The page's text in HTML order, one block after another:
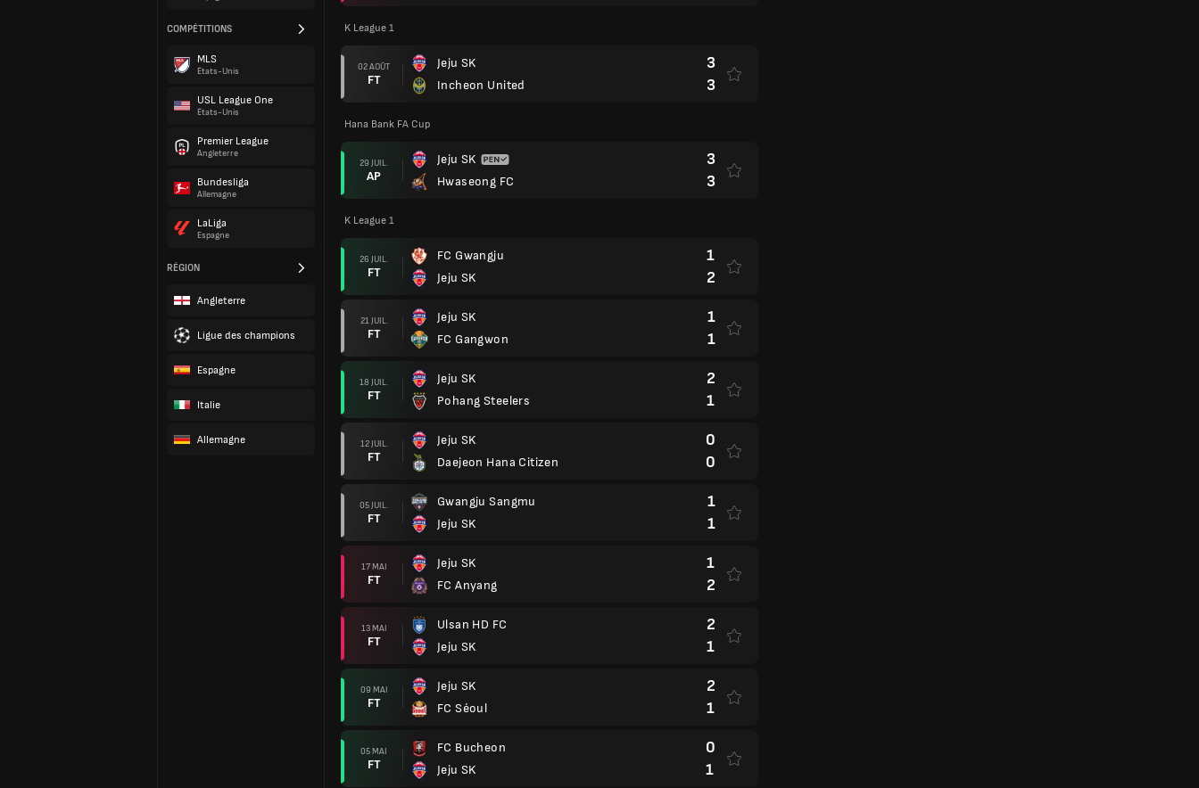
COMPÉTITIONS
MLS
États-Unis
USL League One
États-Unis
Premier League
Angleterre
Bundesliga
Allemagne
LaLiga
Espagne
RÉGION
Angleterre
Ligue des champions
Espagne
Italie
Allemagne
K League 1
02 AOÛT
FT
Jeju SK
Incheon United
3
3
Hana Bank FA Cup
29 JUIL.
AP
Jeju SK
Hwaseong FC
3
3
K League 1
26 JUIL.
FT
FC Gwangju
Jeju SK
1
2
21 JUIL.
FT
Jeju SK
FC Gangwon
1
1
18 JUIL.
FT
Jeju SK
Pohang Steelers
2
1
12 JUIL.
FT
Jeju SK
Daejeon Hana Citizen
0
0
05 JUIL.
FT
Gwangju Sangmu
Jeju SK
1
1
17 MAI
FT
Jeju SK
FC Anyang
1
2
13 MAI
FT
Ulsan HD FC
Jeju SK
2
1
09 MAI
FT
Jeju SK
FC Séoul
2
1
05 MAI
FT
FC Bucheon
Jeju SK
0
1